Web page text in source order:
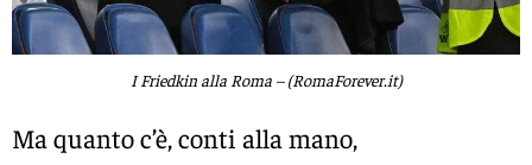
I Friedkin alla Roma – (RomaForever.it)
Ma quanto c’è, conti alla mano,